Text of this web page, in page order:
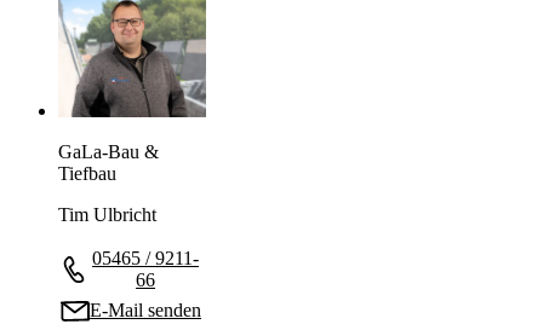
GaLa-Bau &
Tiefbau
Tim Ulbricht
05465 / 9211-
66
E-Mail senden